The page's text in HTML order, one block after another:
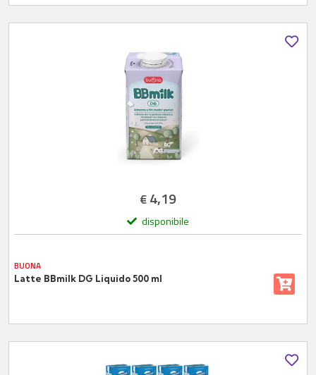
€4,19
disponibile
BUONA
Latte BBmilk DG Liquido 500 ml